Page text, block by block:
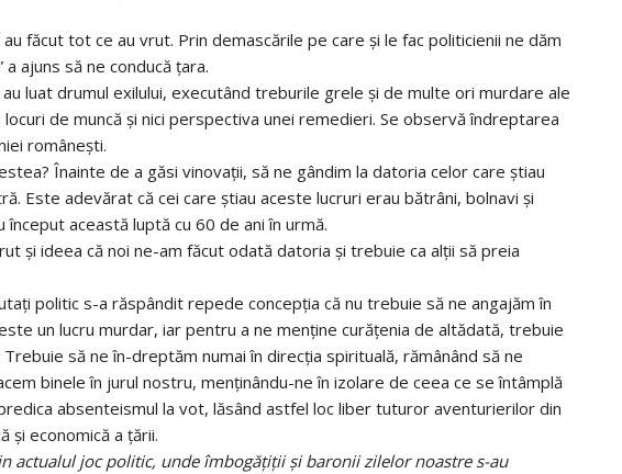
făcut tot ce au vrut. Prin demascările pe care şi le fac politicienii ne dăm
ajuns să ne conducă ţara.
luat drumul exilului, executând treburile grele şi de multe ori murdare ale
de muncă şi nici perspectiva unei remedieri. Se observă îndreptarea
româneşti.
Înainte de a găsi vinovaţii, să ne gândim la datoria celor care ştiau
Este adevărat că cei care ştiau aceste lucruri erau bătrâni, bolnavi şi
această luptă cu 60 de ani în urmă.
şi ideea că noi ne-am făcut odată datoria şi trebuie ca alţii să preia
politic s-a răspândit repede concepţia că nu trebuie să ne angajăm în
un lucru murdar, iar pentru a ne menţine curăţenia de altădată, trebuie
să ne în-dreptăm numai în direcţia spirituală, rămânând să ne
binele în jurul nostru, menţinându-ne în izolare de ceea ce se întâmplă
absenteismul la vot, lăsând astfel loc liber tuturor aventurierilor din
şi economică a ţării.
actualul joc politic, unde îmbogăţiţii şi baronii zilelor noastre s-au